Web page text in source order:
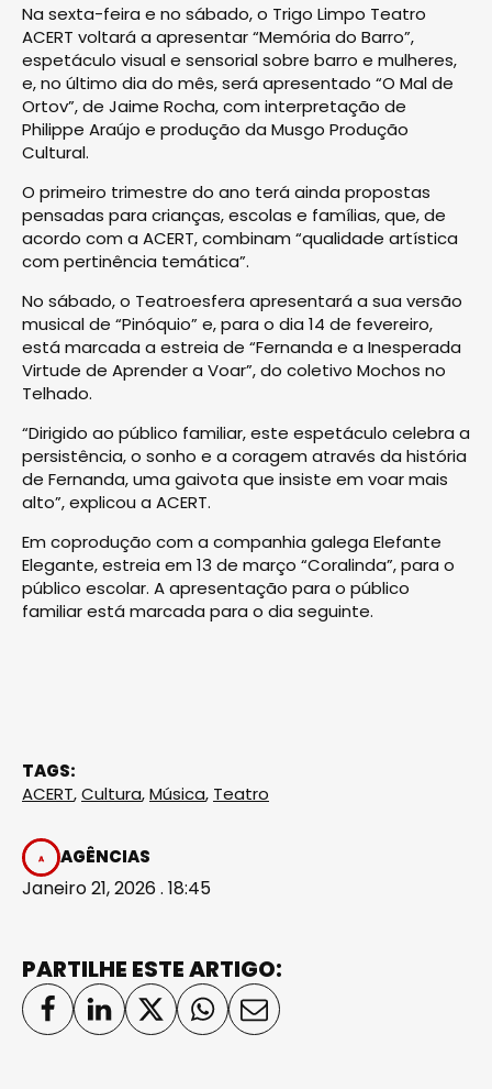
Na sexta-feira e no sábado, o Trigo Limpo Teatro
ACERT voltará a apresentar “Memória do Barro”,
espetáculo visual e sensorial sobre barro e mulheres,
e, no último dia do mês, será apresentado “O Mal de
Ortov”, de Jaime Rocha, com interpretação de
Philippe Araújo e produção da Musgo Produção
Cultural.
O primeiro trimestre do ano terá ainda propostas
pensadas para crianças, escolas e famílias, que, de
acordo com a ACERT, combinam “qualidade artística
com pertinência temática”.
No sábado, o Teatroesfera apresentará a sua versão
musical de “Pinóquio” e, para o dia 14 de fevereiro,
está marcada a estreia de “Fernanda e a Inesperada
Virtude de Aprender a Voar”, do coletivo Mochos no
Telhado.
“Dirigido ao público familiar, este espetáculo celebra a
persistência, o sonho e a coragem através da história
de Fernanda, uma gaivota que insiste em voar mais
alto”, explicou a ACERT.
Em coprodução com a companhia galega Elefante
Elegante, estreia em 13 de março “Coralinda”, para o
público escolar. A apresentação para o público
familiar está marcada para o dia seguinte.
TAGS:
ACERT,Cultura,Música, Teatro
AGÊNCIAS
Janeiro 21, 2026 . 18:45
PARTILHE ESTE ARTIGO: